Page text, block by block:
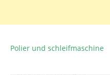
BEITRAGSNAVIGATION
Polier und schleifmaschine